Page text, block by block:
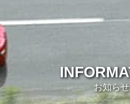
お知らせ